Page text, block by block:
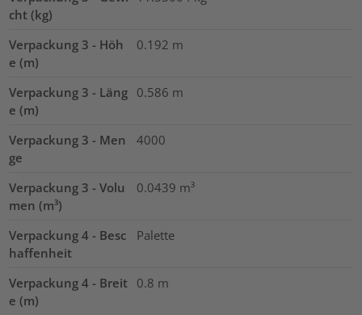
cht (kg)
Verpackung 3 - Höh
e (m)
0.192 m
Verpackung 3 - Läng
e (m)
0.586 m
Verpackung 3 - Men
ge
4000
Verpackung 3 - Volu
men (m³)
0.0439 m³
Verpackung 4 - Besc
haffenheit
Palette
Verpackung 4 - Breit
e (m)
0.8 m